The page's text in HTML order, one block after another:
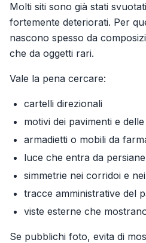
Molti siti sono già stati
fortemente deteriorati. Per
nascono spesso da
che da oggetti rari.
Vale la pena cercare:
cartelli direzionali
motivi dei pavimenti e
armadietti o mobili da
luce che entra da
simmetrie nei corridoi e
tracce amministrative del
viste esterne che
Se pubblichi foto, evita di